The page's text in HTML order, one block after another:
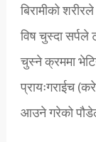
बिरामीको
विष चुस्दा
चुस्ने क्रममा
प्रायःगराईच
आउने गरेको